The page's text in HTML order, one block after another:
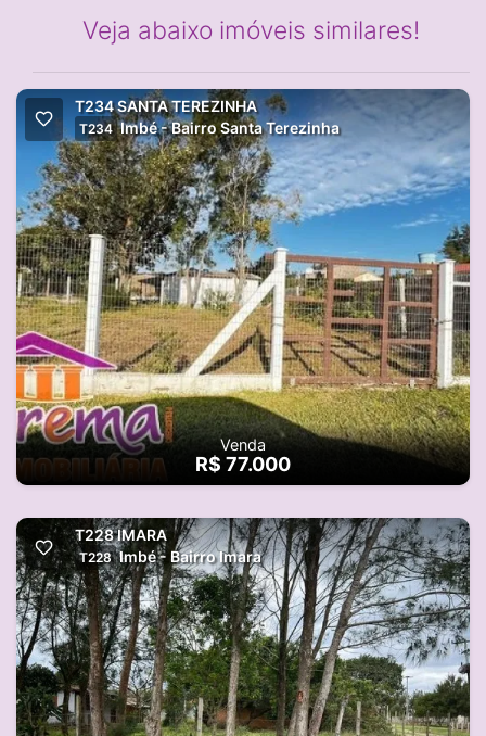
Veja abaixo imóveis similares!
T234 SANTA TEREZINHA
T234 Imbé - Bairro Santa Terezinha
Venda
R$ 77.000
T228 IMARA
T228 Imbé - Bairro Imara